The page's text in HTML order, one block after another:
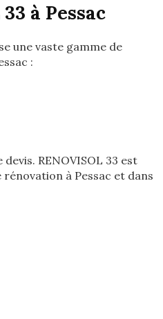
à Pessac
une vaste gamme de
:
RENOVISOL 33 est
à Pessac et dans